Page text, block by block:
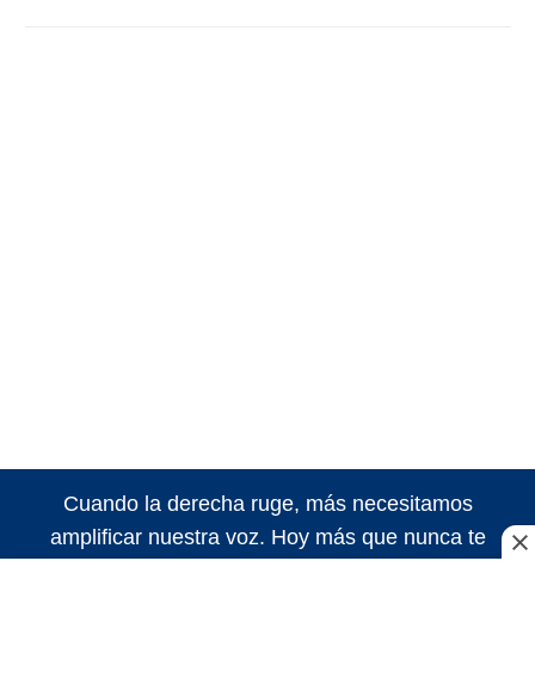
Cuando la derecha ruge, más necesitamos
amplificar nuestra voz. Hoy más que nunca te